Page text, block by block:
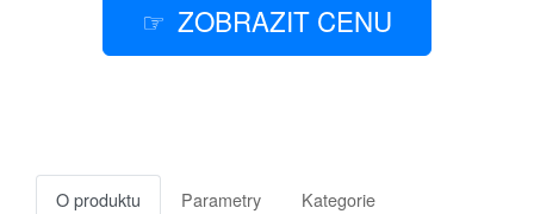
ZOBRAZIT CENU
O produktu Parametry Kategorie